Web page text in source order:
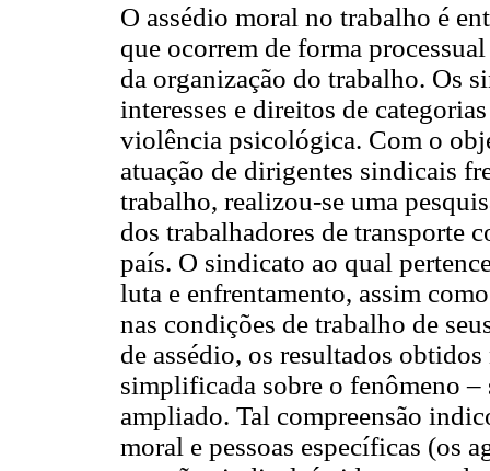
O assédio moral no trabalho é
que ocorrem de forma
da organização do trabalho. Os
interesses e direitos de
violência psicológica. Com o
atuação de dirigentes sindicais
trabalho, realizou-se uma
dos trabalhadores de transporte
país. O sindicato ao qual
luta e enfrentamento, assim
nas condições de trabalho de
de assédio, os resultados
simplificada sobre o fenômeno –
ampliado. Tal compreensão
moral e pessoas específicas (os